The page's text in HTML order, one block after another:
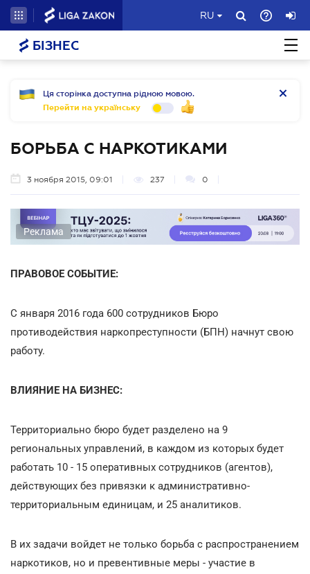
RU
БІЗНЕС
Ця сторінка доступна рідною мовою.
Перейти на українську
БОРЬБА С НАРКОТИКАМИ
3 ноября 2015, 09:01 237 0
Реклама
ПРАВОВОЕ СОБЫТИЕ:
С января 2016 года 600 сотрудников Бюро
противодействия наркопреступности (БПН) начнут свою
работу.
ВЛИЯНИЕ НА БИЗНЕС:
Территориально бюро будет разделено на 9
региональных управлений, в каждом из которых будет
работать 10 - 15 оперативных сотрудников (агентов),
действующих без привязки к административно-
территориальным единицам, и 25 аналитиков.
В их задачи войдет не только борьба с распространением
наркотиков, но и превентивные меры - участие в